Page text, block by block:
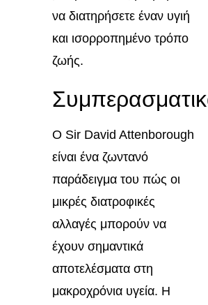
να διατηρήσετε έναν υγιή
και ισορροπημένο τρόπο
ζωής.
Ο Sir David Attenborough
είναι ένα ζωντανό
παράδειγμα του πώς οι
μικρές διατροφικές
αλλαγές μπορούν να
έχουν σημαντικά
αποτελέσματα στη
μακροχρόνια υγεία. Η